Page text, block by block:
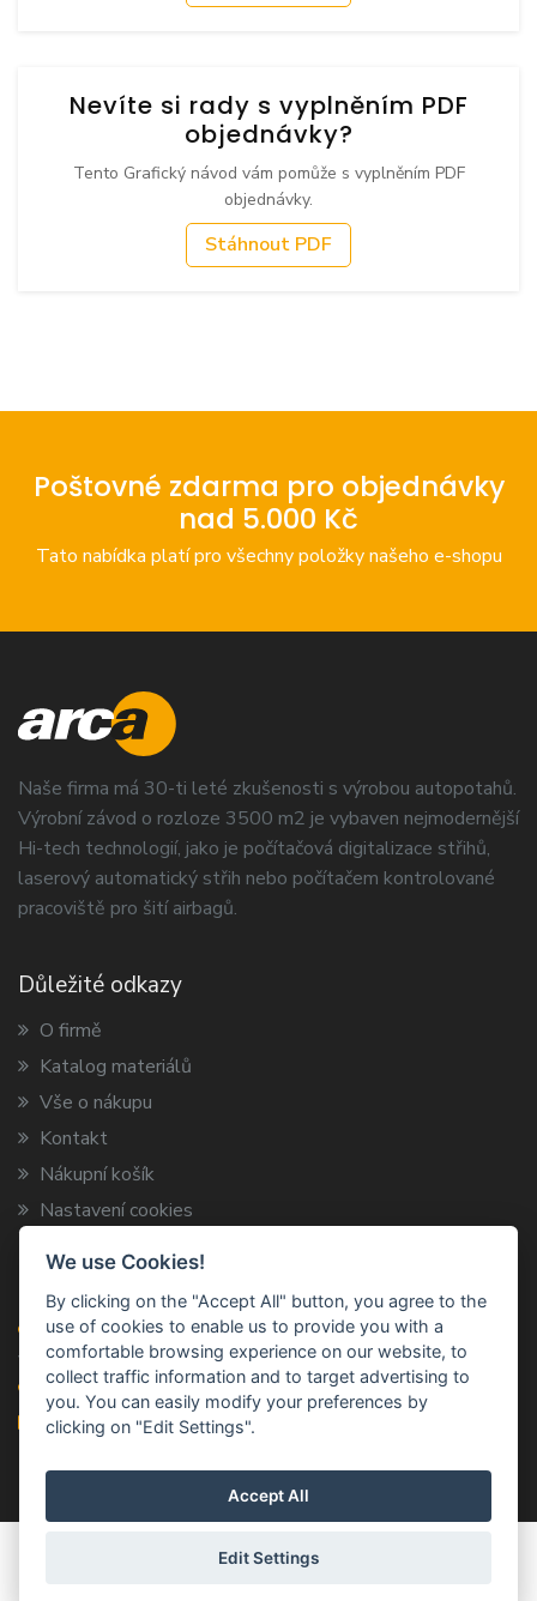
Nevíte si rady s vyplněním PDF
objednávky?
Tento Grafický návod vám pomůže s vyplněním PDF
objednávky.
Stáhnout PDF
Poštovné zdarma pro objednávky
nad 5.000 Kč
Tato nabídka platí pro všechny položky našeho e-shopu
Naše firma má 30-ti leté zkušenosti s výrobou autopotahů.
Výrobní závod o rozloze 3500 m2 je vybaven nejmodernější
Hi-tech technologií, jako je počítačová digitalizace střihů,
laserový automatický střih nebo počítačem kontrolované
pracoviště pro šití airbagů.
Důležité odkazy
O firmě
Katalog materiálů
Vše o nákupu
Kontakt
Nákupní košík
Nastavení cookies
Kontaktní informace
ARCA TRADE s.r.o.
Vysokov 199, 547 01 Náchod
+420 491 424 787
info@arca-trade.cz
ARCA TRADE S.R.O.
We use Cookies!
By clicking on the "Accept All" button, you agree to the
use of cookies to enable us to provide you with a
comfortable browsing experience on our website, to
collect traffic information and to target advertising to
you. You can easily modify your preferences by
clicking on "Edit Settings".
Accept All
Edit Settings